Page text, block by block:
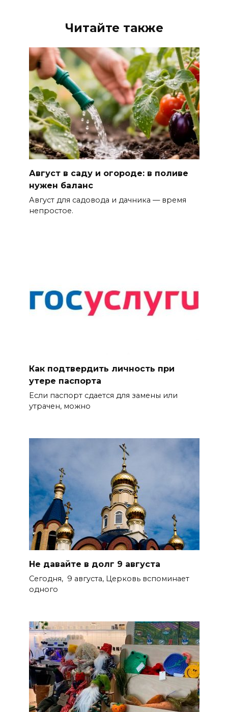
Читайте также
Август в саду и огороде: в поливе
нужен баланс
Август для садовода и дачника — время
непростое.
Как подтвердить личность при
утере паспорта
Если паспорт сдается для замены или
утрачен, можно
Не давайте в долг 9 августа
Сегодня, 9 августа, Церковь вспоминает
одного